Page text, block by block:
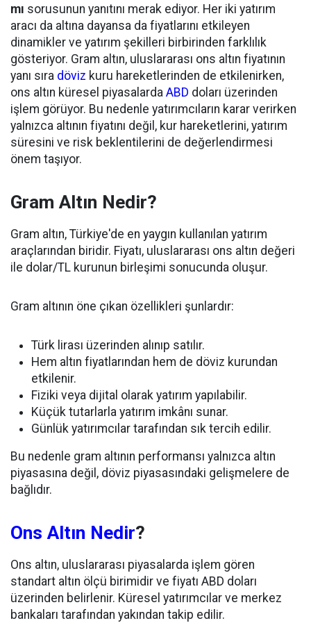
mı sorusunun yanıtını merak ediyor. Her iki yatırım
aracı da altına dayansa da fiyatlarını etkileyen
dinamikler ve yatırım şekilleri birbirinden farklılık
gösteriyor. Gram altın, uluslararası ons altın fiyatının
yanı sıra döviz kuru hareketlerinden de etkilenirken,
ons altın küresel piyasalarda ABD doları üzerinden
işlem görüyor. Bu nedenle yatırımcıların karar verirken
yalnızca altının fiyatını değil, kur hareketlerini, yatırım
süresini ve risk beklentilerini de değerlendirmesi
önem taşıyor.
Gram Altın Nedir?
Gram altın, Türkiye'de en yaygın kullanılan yatırım
araçlarından biridir. Fiyatı, uluslararası ons altın değeri
ile dolar/TL kurunun birleşimi sonucunda oluşur.
Gram altının öne çıkan özellikleri şunlardır:
Türk lirası üzerinden alınıp satılır.
Hem altın fiyatlarından hem de döviz kurundan
etkilenir.
Fiziki veya dijital olarak yatırım yapılabilir.
Küçük tutarlarla yatırım imkânı sunar.
Günlük yatırımcılar tarafından sık tercih edilir.
Bu nedenle gram altının performansı yalnızca altın
piyasasına değil, döviz piyasasındaki gelişmelere de
bağlıdır.
Ons Altın Nedir?
Ons altın, uluslararası piyasalarda işlem gören
standart altın ölçü birimidir ve fiyatı ABD doları
üzerinden belirlenir. Küresel yatırımcılar ve merkez
bankaları tarafından yakından takip edilir.